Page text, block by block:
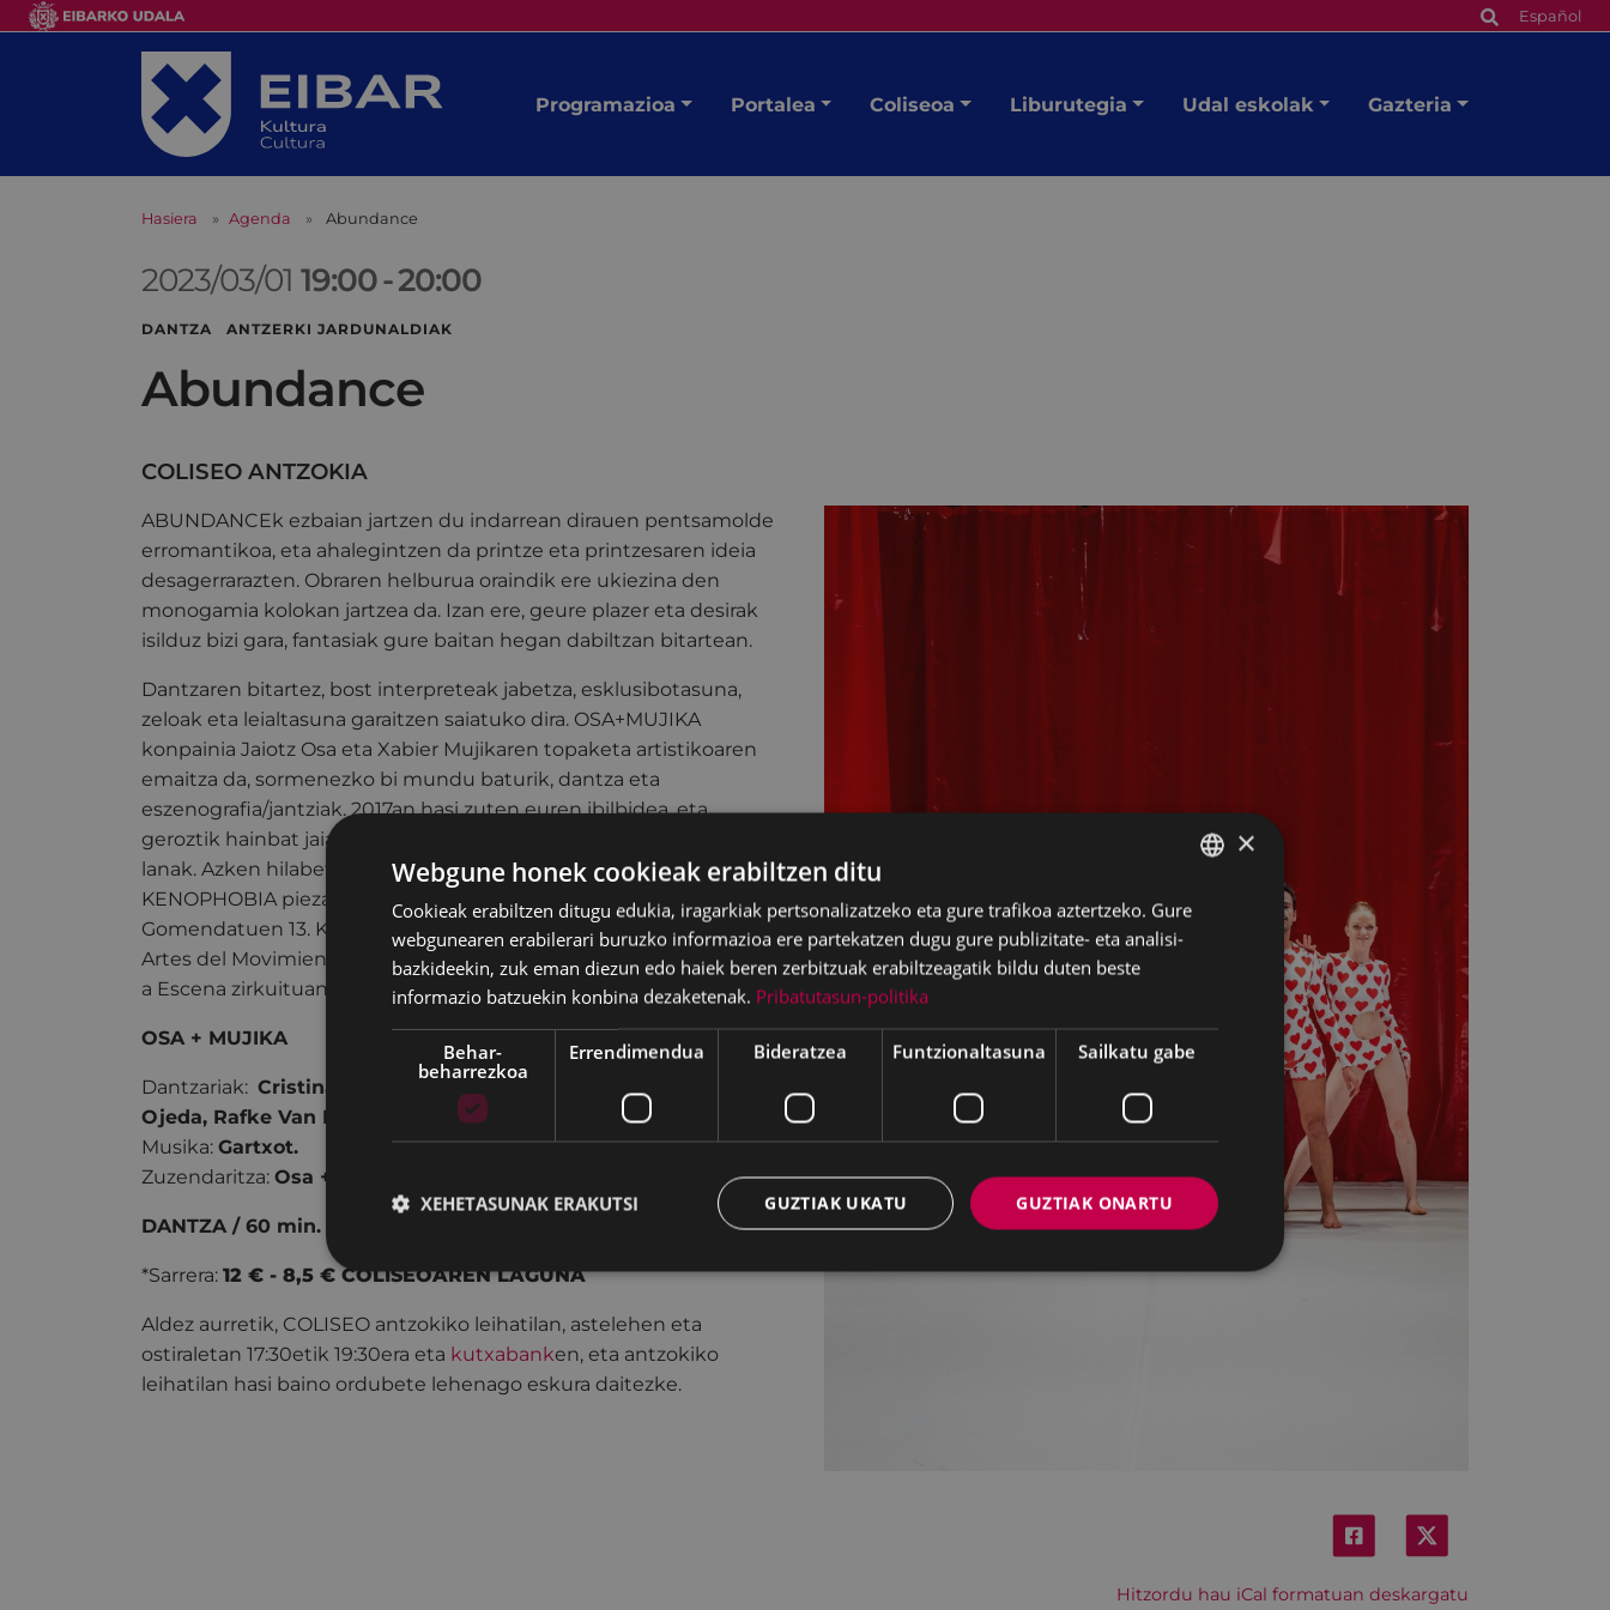
Español
Programazioa Portalea Coliseoa Liburutegia Udal eskolak Gazteria
Hasiera Agenda Abundance
2023/03/01 19:00-20:00
DANTZA ANTZERKI JARDUNALDIAK
Abundance
COLISEO ANTZOKIA
Hitzordu hau iCal formatuan deskargatu
ABUNDANCEk ezbaian jartzen du indarrean dirauen pentsamolde
erromantikoa, eta ahalegintzen da printze eta printzesaren ideia
desagerrarazten. Obraren helburua oraindik ere ukiezina den
monogamia kolokan jartzea da. Izan ere, geure plazer eta desirak
isilduz bizi gara, fantasiak gure baitan hegan dabiltzan bitartean.
Dantzaren bitartez, bost interpreteak jabetza, esklusibotasuna,
zeloak eta leialtasuna garaitzen saiatuko dira. OSA+MUJIKA
konpainia Jaiotz Osa eta Xabier Mujikaren topaketa artistikoaren
emaitza da, sormenezko bi mundu baturik, dantza eta
eszenografia/jantziak. 2017an hasi zuten euren ibilbidea, eta
geroztik hainbat jaialdi eta zirkuitutan aurkeztu dituzte euren
lanak. Azken hilabeteetan biran aritu dira 2019an sortutako
KENOPHOBIA piezarekin, hautatua izan zena Dantza Ikuskizun
Gomendatuen 13. Koadernoan (La Comisión de Ballet, Danza y
Artes del Movimiento de La Red-ek egindakoa) eta 2021eko Danza
a Escena zirkuituan.
OSA + MUJIKA
Dantzariak: Cristina Aldasoro, Maddi Ruiz de Loizaga, Carlo
Ojeda, Rafke Van Houplines, Jaiotz Osa.
Musika: Gartxot.
Zuzendaritza: Osa + Mujika.
DANTZA / 60 min.
*Sarrera: 12 € - 8,5 € COLISEOAREN LAGUNA
Aldez aurretik, COLISEO antzokiko leihatilan, astelehen eta
ostiraletan 17:30etik 19:30era eta kutxabanken, eta antzokiko
leihatilan hasi baino ordubete lehenago eskura daitezke.
BASQUE
SPANISH
×
Webgune honek cookieak erabiltzen ditu
Cookieak erabiltzen ditugu edukia, iragarkiak pertsonalizatzeko eta gure trafikoa aztertzeko. Gure
webgunearen erabilerari buruzko informazioa ere partekatzen dugu gure publizitate- eta analisi-
bazkideekin, zuk eman diezun edo haiek beren zerbitzuak erabiltzeagatik bildu duten beste
informazio batzuekin konbina dezaketenak. Pribatutasun-politika
Behar-
beharrezkoa
Errendimendua Bideratzea Funtzionaltasuna Sailkatu gabe
GUZTIAK ONARTU
GUZTIAK UKATU
XEHETASUNAK ERAKUTSI